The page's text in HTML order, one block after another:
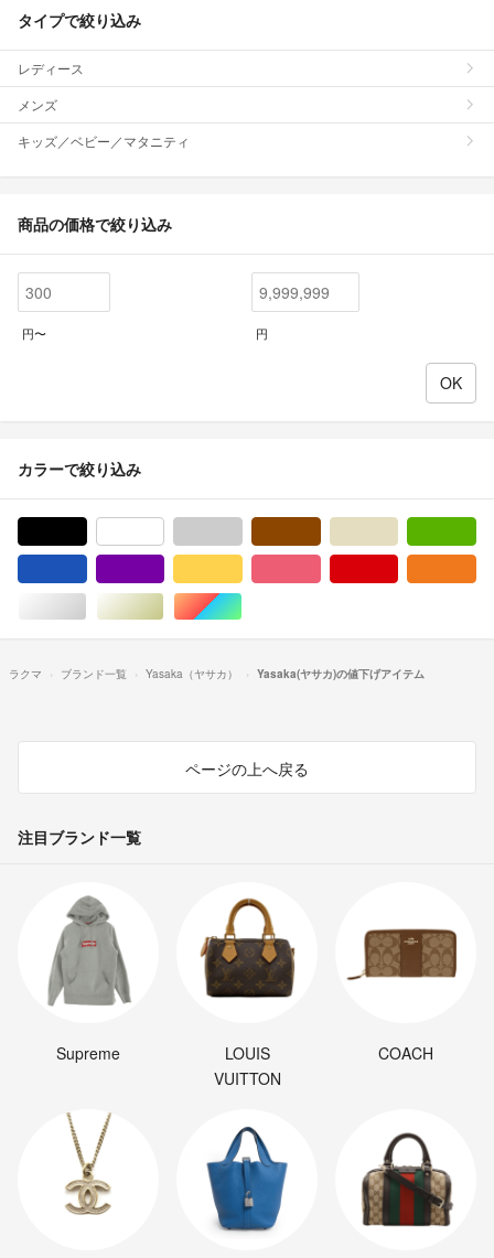
タイプで絞り込み
レディース
メンズ
キッズ／ベビー／マタニティ
商品の価格で絞り込み
円〜 円
カラーで絞り込み
シルバー/銀色系ゴールド/金色系マルチカラー
ラクマ ブランド一覧 Yasaka（ヤサカ） Yasaka(ヤサカ)の値下げアイテム
ページの上へ戻る
注目ブランド一覧
Supreme
LOUIS
VUITTON
COACH